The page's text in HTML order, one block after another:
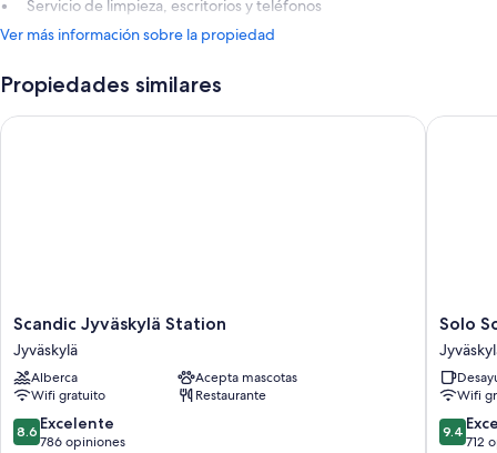
Servicio de limpieza, escritorios y teléfonos
Ver más información sobre la propiedad
Propiedades similares
Scandic
Jyväskylä
Station
Jyväskylä
Scandic Jyväskylä Station
Jyväskylä
Alberca
Acepta mascotas
Wifi gratuito
Restaurante
8.6
de
8.6 Excelente
786 opiniones
Scandic Jyväskylä Station
Solo
Sokos
Hotel
Solo
Wifi
9.4
de
9.4
712
Solo